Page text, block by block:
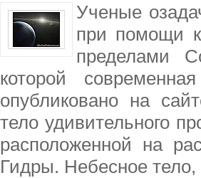
Ученые
при помощи
пределами
которой
опубликовано на
тело удивительного
расположенной на
Гидры. Небесное